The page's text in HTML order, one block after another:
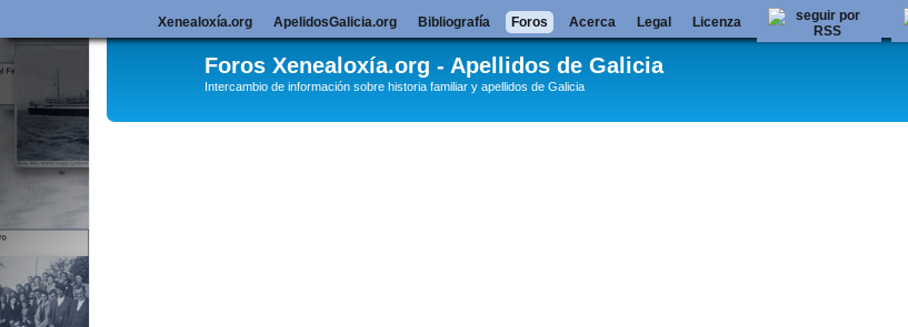
Foros Xenealoxía.org - Apellidos de Galicia
Intercambio de información sobre historia familiar y apellidos de Galicia
Xenealoxía.org ApelidosGalicia.org Bibliografía Foros Acerca Legal Licenza